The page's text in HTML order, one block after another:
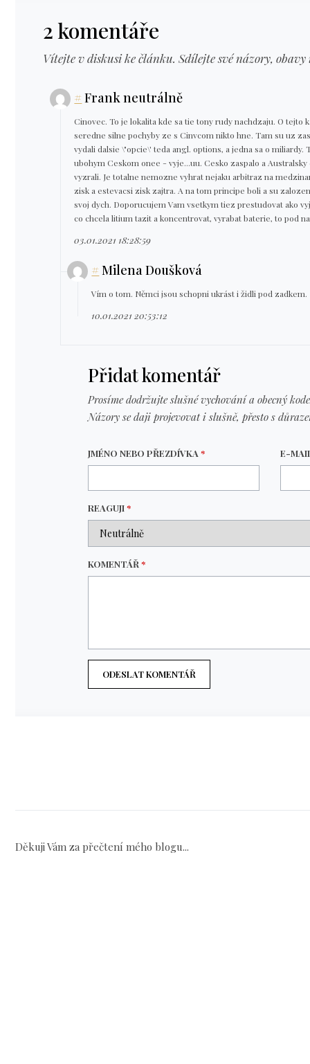
2 komentáře
Vítejte v diskusi ke článku. Sdílejte své názory,
#Frank neutrálně
Cinovec. To je lokalita kde sa tie tony rudy nachdzaju. O tejto
seredne silne pochyby ze s Cinvcom nikto hne. Tam su uz
vydali dalsie \"opcie\' teda angl. options, a jedna sa o miliardy.
ubohym Ceskom onee - vyje...uu. Cesko zaspalo a
vyzrali. Je totalne nemozne vyhrat nejaku arbitraz na
zisk a estevacsi zisk zajtra. A na tom principe boli a su
svoj dych. Doporucujem Vam vsetkym tiez prestudovat ako
co chcela litium tazit a koncentrovat, vyrabat baterie, to pod
03.01.2021 18:28:59
#Milena Doušková
Vím o tom. Němci jsou schopni ukrást i židli pod zadkem.
10.01.2021 20:53:12
Přidat komentář
Prosíme dodržujte slušné vychování a obecný
Názory se daji projevovat i slušně, přesto s
JMÉNO NEBO PŘEZDÍVKA* E-
REAGUJI*
KOMENTÁŘ*
ODESLAT KOMENTÁŘ
Děkuji Vám za přečtení mého blogu...